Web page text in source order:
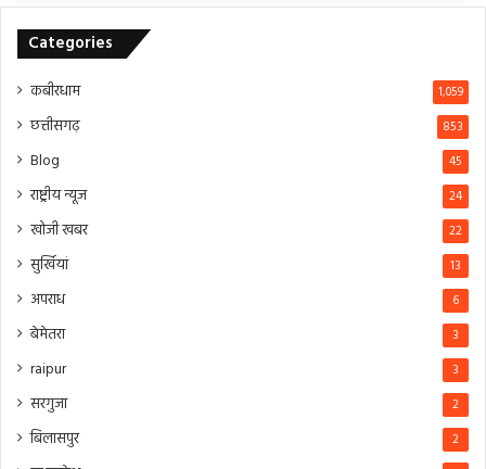
Categories
कबीरधाम 1,059
छत्तीसगढ़ 853
Blog 45
राष्ट्रीय न्यूज 24
खोजी खबर 22
सुर्खियां 13
अपराध 6
बेमेतरा 3
raipur 3
सरगुजा 2
बिलासपुर 2